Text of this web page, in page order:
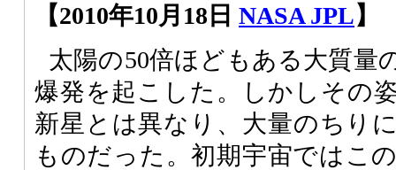
【2010年10月18日 NASA JPL】
太陽の50倍ほどもある大質量
爆発を起こした。しかしその
新星とは異なり、大量のちり
ものだった。初期宇宙ではこ